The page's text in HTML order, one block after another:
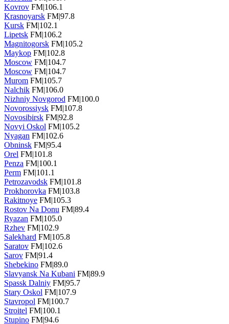
Kovrov FM|106.1
Krasnoyarsk FM|97.8
Kursk FM|102.1
Lipetsk FM|106.2
Magnitogorsk FM|105.2
Maykop FM|102.8
Moscow FM|104.7
Moscow FM|104.7
Murom FM|105.7
Nalchik FM|106.0
Nizhniy Novgorod FM|100.0
Novorossiysk FM|107.8
Novosibirsk FM|92.8
Novyi Oskol FM|105.2
Nyagan FM|102.6
Obninsk FM|95.4
Orel FM|101.8
Penza FM|100.1
Perm FM|101.1
Petrozavodsk FM|101.8
Prokhorovka FM|103.8
Rakitnoye FM|105.3
Rostov Na Donu FM|89.4
Ryazan FM|105.0
Rzhev FM|102.9
Salekhard FM|105.8
Saratov FM|102.6
Sarov FM|91.4
Shebekino FM|89.0
Slavyansk Na Kubani FM|89.9
Spassk Dalniy FM|95.7
Stary Oskol FM|107.9
Stavropol FM|100.7
Stroitel FM|100.1
Stupino FM|94.6